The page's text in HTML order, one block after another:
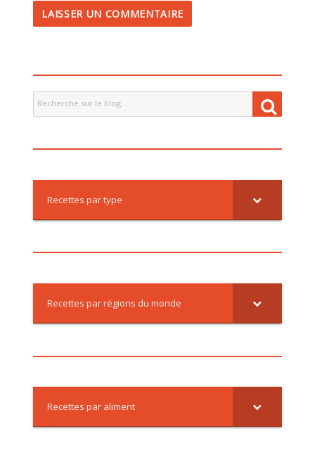
Recettes par type
Recettes par régions du monde
Recettes par aliment